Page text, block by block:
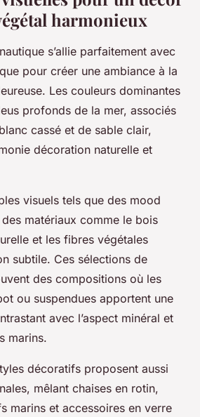
harmonieux
s’allie parfaitement avec
pour créer une ambiance à la
Les couleurs dominantes
profonds de la mer, associés
cassé et de sable clair,
décoration naturelle et
visuels tels que des mood
matériaux comme le bois
et les fibres végétales
subtile. Ces sélections de
des compositions où les
ou suspendues apportent une
avec l’aspect minéral et
marins.
décoratifs proposent aussi
mêlant chaises en rotin,
marins et accessoires en verre